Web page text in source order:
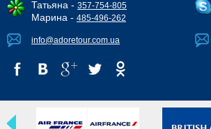
Татьяна - 357-754-805
Марина - 485-496-262
info@adoretour.com.ua